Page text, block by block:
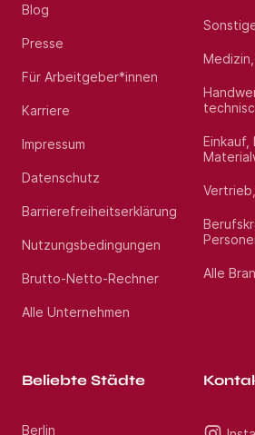
Blog
Presse
Für Arbeitgeber*innen
Karriere
Impressum
Datenschutz
Barrierefreiheitserklärung
Nutzungsbedingungen
Brutto-Netto-Rechner
Alle Unternehmen
Einkauf,
Alle
Beliebte Städte
Berlin